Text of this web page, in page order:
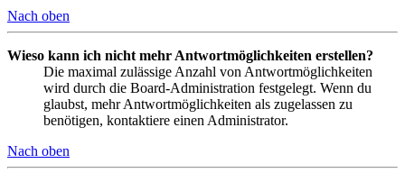
Nach oben
Wieso kann ich nicht mehr Antwortmöglichkeiten erstellen?
Die maximal zulässige Anzahl von Antwortmöglichkeiten
wird durch die Board-Administration festgelegt. Wenn du
glaubst, mehr Antwortmöglichkeiten als zugelassen zu
benötigen, kontaktiere einen Administrator.
Nach oben